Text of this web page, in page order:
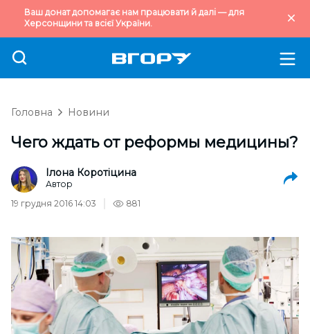
Ваш донат допомагає нам працювати й далі — для
Херсонщини та всієї України.
Головна Новини
Чего ждать от реформы медицины?
Ілона Коротіцина
Автор
19 грудня 2016 14:03
881